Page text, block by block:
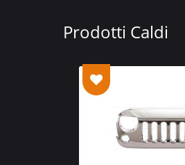
Prodotti Caldi